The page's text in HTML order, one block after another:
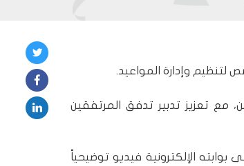
مع تعزيز تدبير تدفق المرتفقين
الإلكترونية فيديو توضيحياً